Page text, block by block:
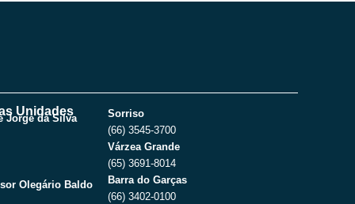
Unidades
Jorge da Silva
Olegário Baldo
Sorriso
(66) 3545-3700
Várzea Grande
(65) 3691-8014
Barra do Garças
(66) 3402-0100